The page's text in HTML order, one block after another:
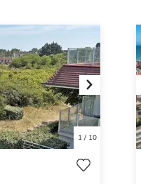
Next
1/ 10